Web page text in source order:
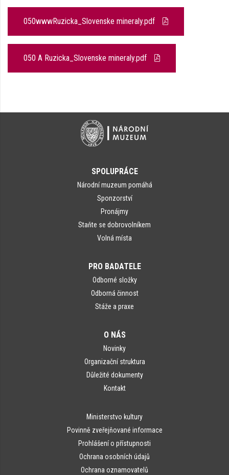
050wwwRuzicka_Slovenske mineraly.pdf
050 A Ruzicka_Slovenske mineraly.pdf
SPOLUPRÁCE
Národní muzeum pomáhá
Sponzorství
Pronájmy
Staňte se dobrovolníkem
Volná místa
PRO BADATELE
Odborné složky
Odborná činnost
Stáže a praxe
O NÁS
Novinky
Organizační struktura
Důležité dokumenty
Kontakt
Ministerstvo kultury
Povinně zveřejňované informace
Prohlášení o přístupnosti
Ochrana osobních údajů
Ochrana oznamovatelů